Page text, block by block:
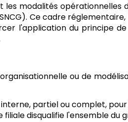
les modalités opérationnelles
Ce cadre
l'application du principe
ou de
partiel ou complet, pour
disqualifie l'ensemble du